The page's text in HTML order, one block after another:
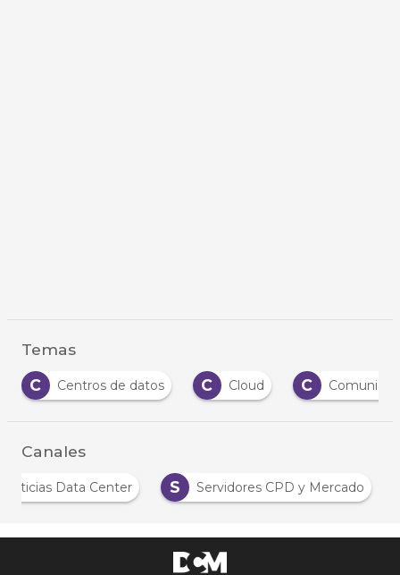
Temas
C
Centros de datos C Cloud C
Canales
Noticias Data Center S Servidores CPD y Mercado